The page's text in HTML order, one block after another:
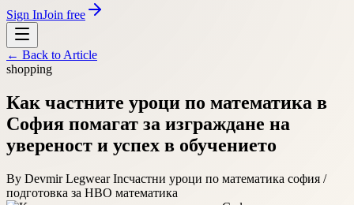
Sign InJoin free
← Back to Article
shopping
Как частните уроци по математика в
София помагат за изграждане на
увереност и успех в обучението
By Devmir Legwear Incчастни уроци по математика софия /
подготовка за НВО математика